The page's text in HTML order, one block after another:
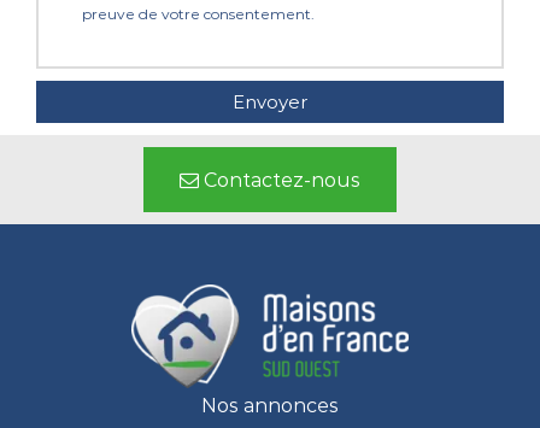
preuve de votre consentement.
Contactez-nous
Nos annonces